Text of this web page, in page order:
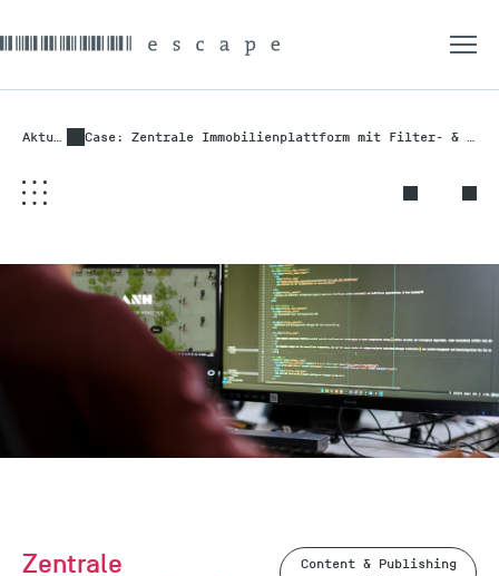
Zentrale
Content & Publishing